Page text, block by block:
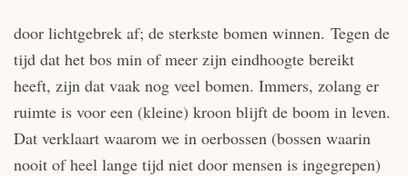
door lichtgebrek af; de sterkste bomen winnen. Tegen de
tijd dat het bos min of meer zijn eindhoogte bereikt
heeft, zijn dat vaak nog veel bomen. Immers, zolang er
ruimte is voor een (kleine) kroon blijft de boom in leven.
Dat verklaart waarom we in oerbossen (bossen waarin
nooit of heel lange tijd niet door mensen is ingegrepen)